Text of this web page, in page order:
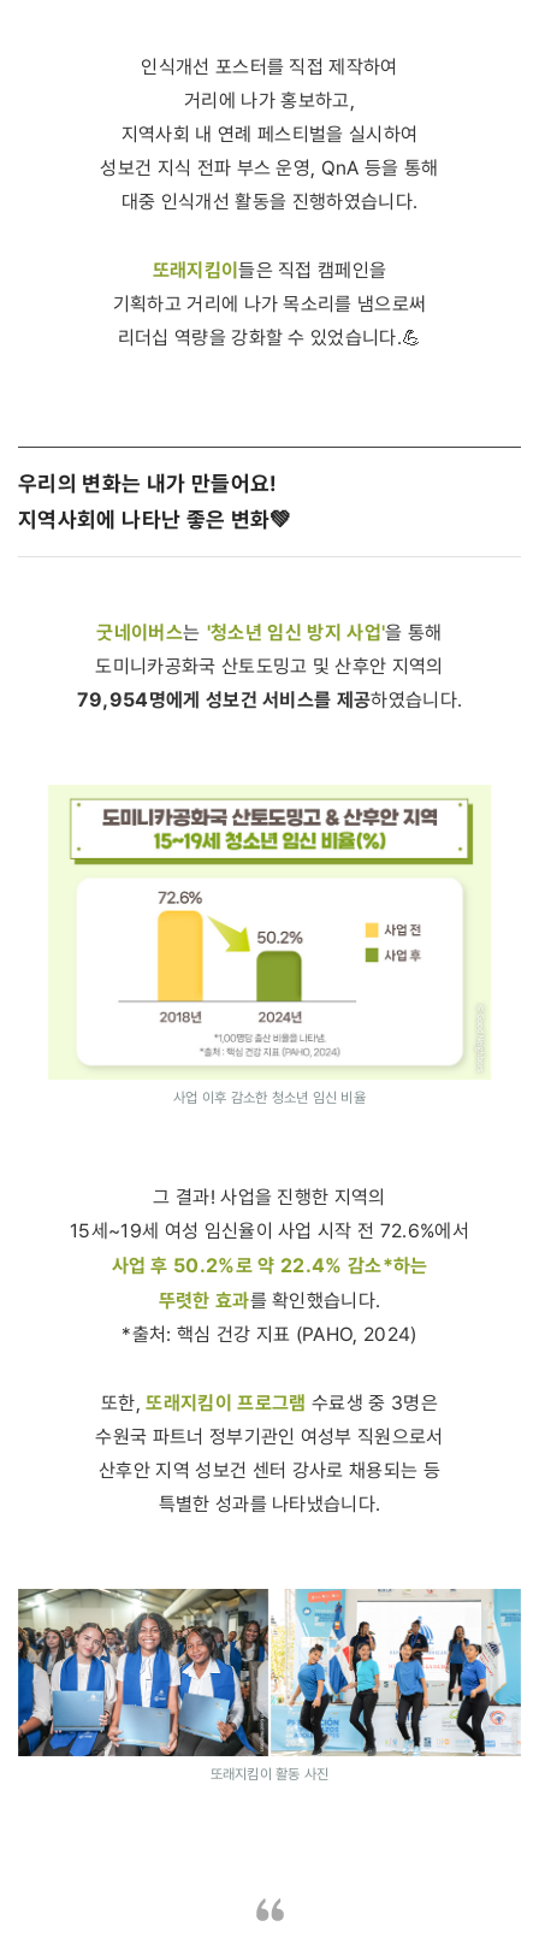
인식개선 포스터를 직접 제작하여
거리에 나가 홍보하고,
지역사회 내 연례 페스티벌을 실시하여
성보건 지식 전파 부스 운영, QnA 등을 통해
대중 인식개선 활동을 진행하였습니다.
또래지킴이들은 직접 캠페인을
기획하고 거리에 나가 목소리를 냄으로써
리더십 역량을 강화할 수 있었습니다.💪
우리의 변화는 내가 만들어요!
지역사회에 나타난 좋은 변화💚
굿네이버스는 '청소년 임신 방지 사업'을 통해
도미니카공화국 산토도밍고 및 산후안 지역의
79,954명에게 성보건 서비스를 제공하였습니다.
사업 이후 감소한 청소년 임신 비율
그 결과! 사업을 진행한 지역의
15세~19세 여성 임신율이 사업 시작 전 72.6%에서
사업 후 50.2%로 약 22.4% 감소*하는
뚜렷한 효과를 확인했습니다.
*출처: 핵심 건강 지표 (PAHO, 2024)
또한,또래지킴이 프로그램 수료생 중 3명은
수원국 파트너 정부기관인 여성부 직원으로서
산후안 지역 성보건 센터 강사로 채용되는 등
특별한 성과를 나타냈습니다.
또래지킴이 활동 사진